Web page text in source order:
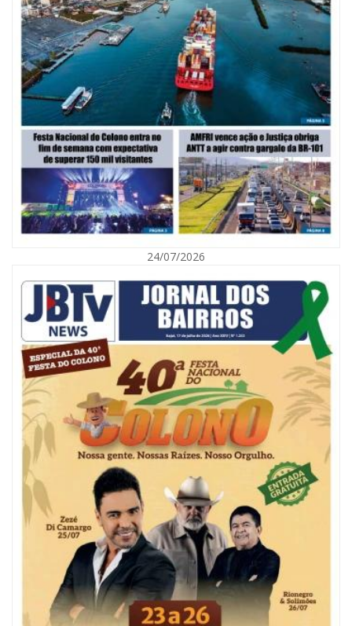
06/08/2026 | 10:02
Audiência pública debate Programa Municipal de Habitação de Interesse
Social em Itajaí
06/08/2026 | 10:04
24/07/2026